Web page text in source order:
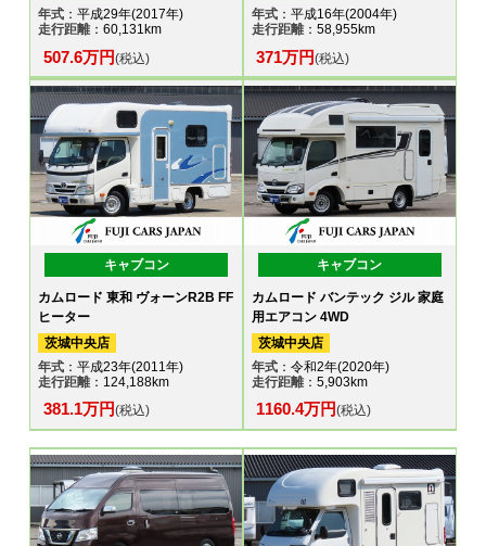
年式 ：平成29年(2017年)
走行距離：60,131km
507.6万円(税込)
年式：平成16年(2004年)
走行距離：58,955km
371万円(税込)
キャブコン
カムロード 東和 ヴォーンR2B FF
ヒーター
茨城中央店
年式 ：平成23年(2011年)
走行距離：124,188km
381.1万円(税込)
キャブコン
カムロード バンテック ジル 家庭
用エアコン 4WD
茨城中央店
年式：令和2年(2020年)
走行距離：5,903km
1160.4万円(税込)